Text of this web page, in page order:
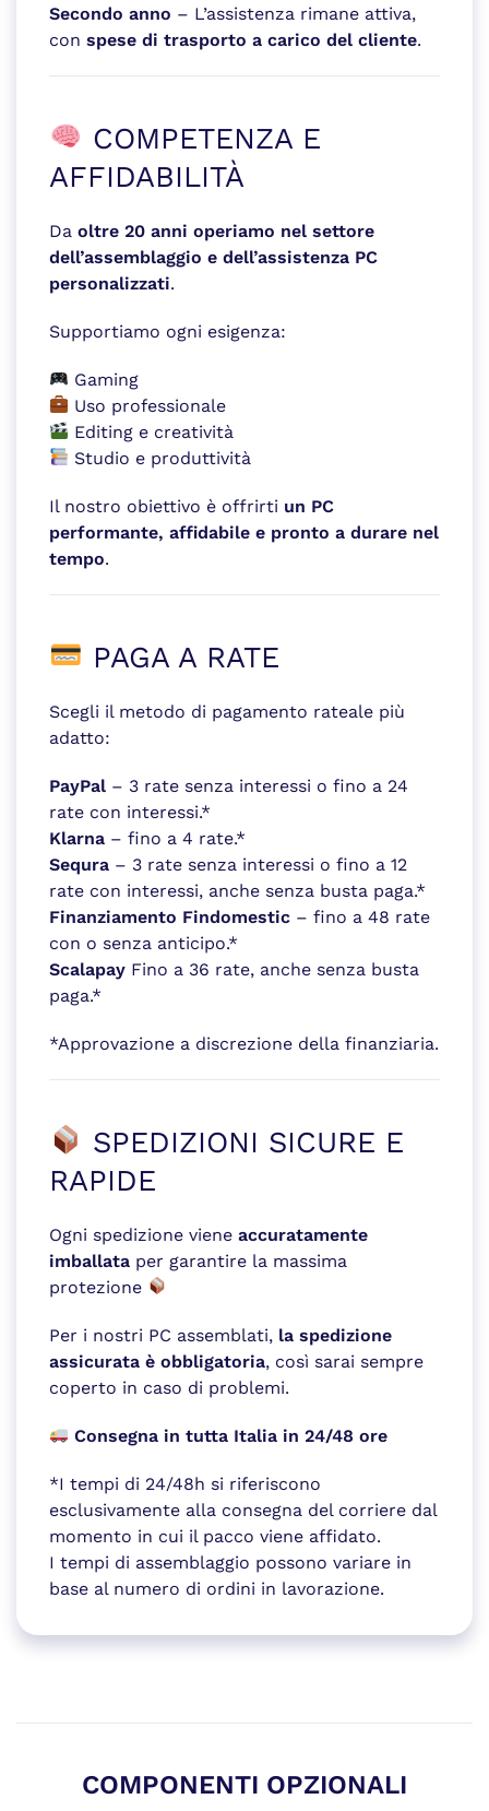
Secondo anno – L’assistenza rimane attiva,
con spese di trasporto a carico del cliente.
COMPETENZA E
AFFIDABILITÀ
Da oltre 20 anni operiamo nel settore
dell’assemblaggio e dell’assistenza PC
personalizzati.
Supportiamo ogni esigenza:
Gaming
Uso professionale
Editing e creatività
Studio e produttività
Il nostro obiettivo è offrirti un PC
performante, affidabile e pronto a durare nel
tempo.
PAGA A RATE
Scegli il metodo di pagamento rateale più
adatto:
PayPal – 3 rate senza interessi o fino a 24
rate con interessi.*
Klarna – fino a 4 rate.*
Sequra – 3 rate senza interessi o fino a 12
rate con interessi, anche senza busta paga.*
Finanziamento Findomestic – fino a 48 rate
con o senza anticipo.*
Scalapay Fino a 36 rate, anche senza busta
paga.*
*Approvazione a discrezione della finanziaria.
SPEDIZIONI SICURE E
RAPIDE
Ogni spedizione viene accuratamente
imballata per garantire la massima
protezione
Per i nostri PC assemblati, la spedizione
assicurata è obbligatoria, così sarai sempre
coperto in caso di problemi.
Consegna in tutta Italia in 24/48 ore
*I tempi di 24/48h si riferiscono
esclusivamente alla consegna del corriere dal
momento in cui il pacco viene affidato.
I tempi di assemblaggio possono variare in
base al numero di ordini in lavorazione.
COMPONENTI OPZIONALI